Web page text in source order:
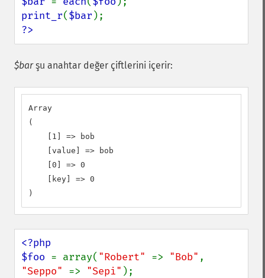
print_r($bar
?>
$barşu anahtar değer çiftlerini içerir:
Array
(
    [1] => bob
    [value] => bob
    [0] => 0
    [key] => 0
)
<?php
$foo = array( "Robert" => "Bob"
"Seppo" => "Sepi"